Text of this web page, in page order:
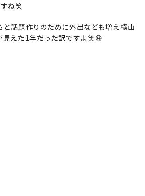
すね笑
と話題作りのために外出なども増え横山
見えた1年だった訳ですよ笑😆